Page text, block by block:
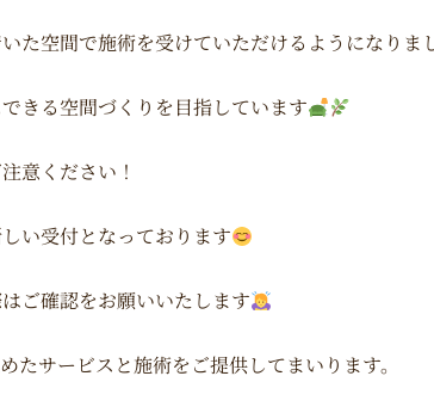
た空間で施術を受けていただけるようになりま
きる空間づくりを目指しています
意ください！
い受付となっております
ご確認をお願いいたします
たサービスと施術をご提供してまいります。